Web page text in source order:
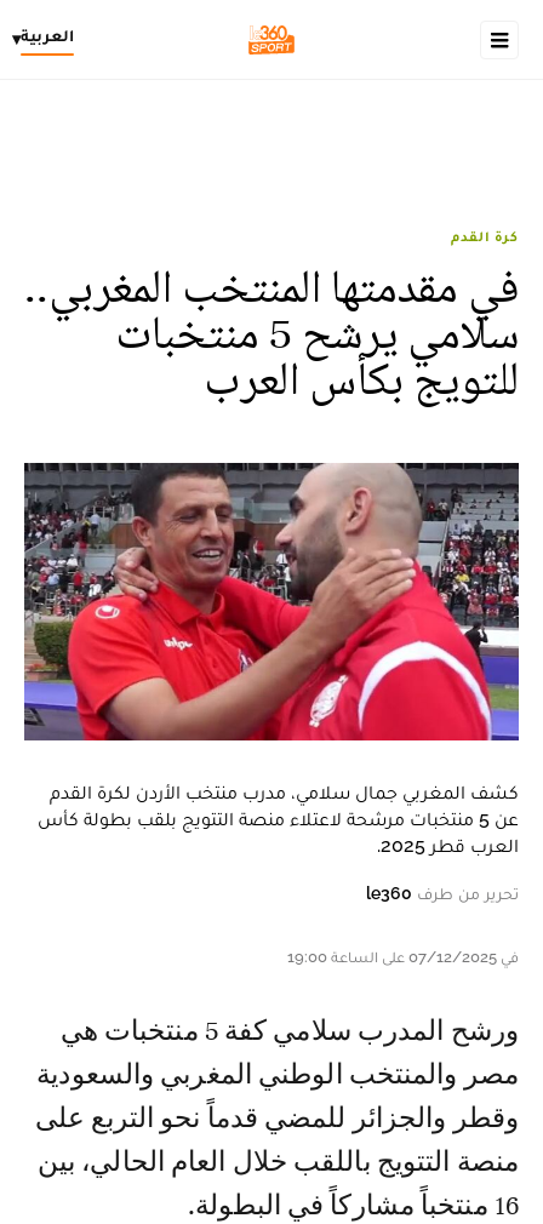
العربية▾
كرة القدم
في مقدمتها المنتخب المغربي..
سلامي يرشح 5 منتخبات
للتويج بكأس العرب
كشف المغربي جمال سلامي، مدرب منتخب الأردن لكرة القدم
عن 5 منتخبات مرشحة لاعتلاء منصة التتويج بلقب بطولة كأس
العرب قطر 2025.
تحرير من طرف le360
في 07/12/2025 على الساعة 19:00
ورشح المدرب سلامي كفة 5 منتخبات هي
مصر والمنتخب الوطني المغربي والسعودية
وقطر والجزائر للمضي قدماً نحو التربع على
منصة التتويج باللقب خلال العام الحالي، بين
16 منتخباً مشاركاً في البطولة.